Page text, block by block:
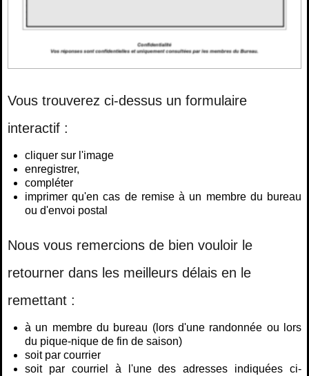
Vous trouverez ci‑dessus un formulaire
interactif :
cliquer sur l'image
enregistrer,
compléter
imprimer qu'en cas de remise à un membre du bureau
ou d'envoi postal
Nous vous remercions de bien vouloir le
retourner dans les meilleurs délais en le
remettant :
à un membre du bureau (lors d'une randonnée ou lors
du pique-nique de fin de saison)
soit par courrier
soit par courriel à l'une des adresses indiquées ci-